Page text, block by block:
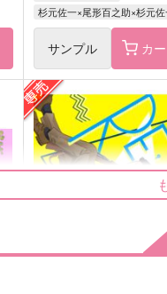
クォーター
猫の書棚
472円（税込）
サンプル 作品詳細
杉元佐一×尾形百之助×杉元
サンプル カ